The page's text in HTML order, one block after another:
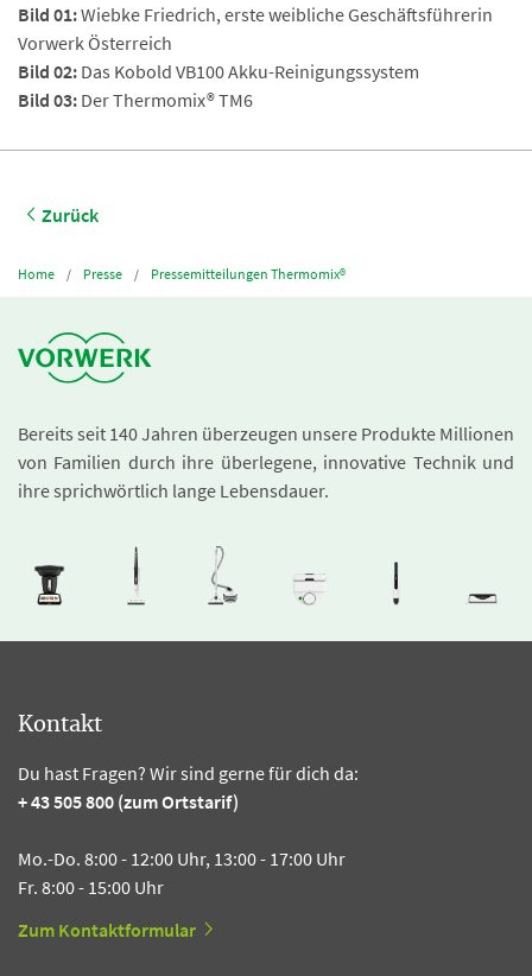
Bild 01:Wiebke Friedrich, erste weibliche Geschäftsführerin
Vorwerk Österreich
Bild 02: Das Kobold VB100 Akku-Reinigungssystem
Bild 03: Der Thermomix® TM6
Zurück
Home Presse Pressemitteilungen Thermomix®
Bereits seit 140 Jahren überzeugen unsere Produkte Millionen
von Familien durch ihre überlegene, innovative Technik und
ihre sprichwörtlich lange Lebensdauer.
Kontakt
Du hast Fragen? Wir sind gerne für dich da:
+ 43 505 800 (zum Ortstarif)
Mo.-Do. 8:00 - 12:00 Uhr, 13:00 - 17:00 Uhr
Fr. 8:00 - 15:00 Uhr
Zum Kontaktformular